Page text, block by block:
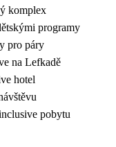
komplex
programy
pro páry
na Lefkadě
hotel
pobytu